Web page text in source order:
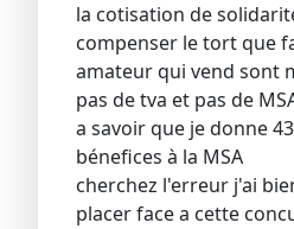
la cotisation de
compenser le tort que
amateur qui vend sont
pas de tva et pas de
a savoir que je donne
bénefices à la MSA
cherchez l'erreur j'ai
placer face a cette